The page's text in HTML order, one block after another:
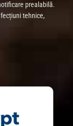
prealabilă.
tehnice,